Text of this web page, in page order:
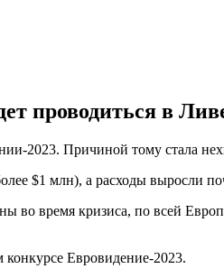
проводиться в
2023. Причиной тому стала
$1 млн), а расходы выросли
время кризиса, по всей
конкурсе Евровидение-2023.